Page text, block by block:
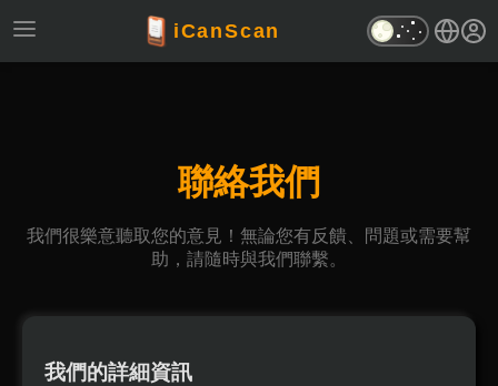
iCanScan
聯絡我們
我們很樂意聽取您的意見！無論您有反饋、問題或需要幫
助，請隨時與我們聯繫。
我們的詳細資訊